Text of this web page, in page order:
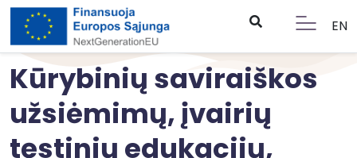
EN
Kūrybinių saviraiškos
užsiėmimų, įvairių
tęstinių edukacijų,